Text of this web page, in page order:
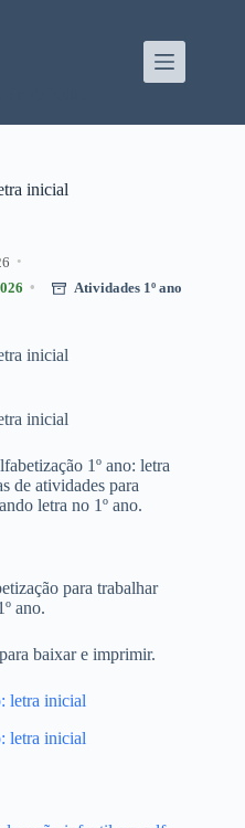
inicial
Atividades 1º ano
inicial
inicial
1º ano: letra
de atividades para
letra no 1º ano.
para trabalhar
ano.
baixar e imprimir.